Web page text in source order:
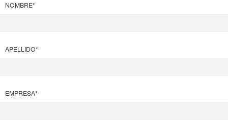
NOMBRE*
APELLIDO*
EMPRESA*